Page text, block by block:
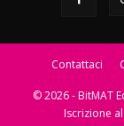
Contattaci
© 2026 - BitMAT
Iscrizione